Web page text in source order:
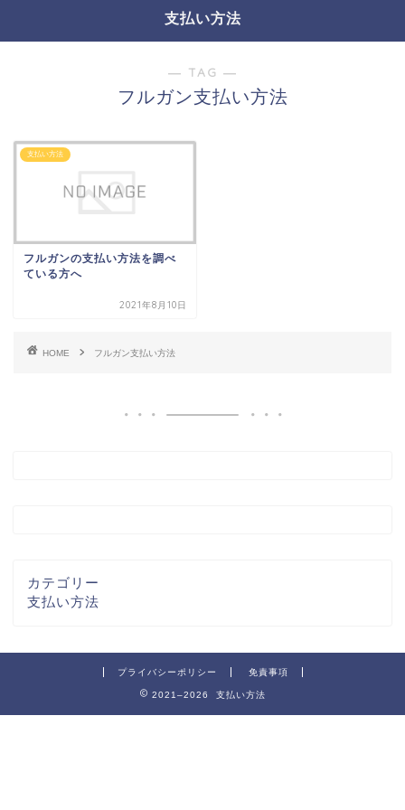
支払い方法
― TAG ―
フルガン支払い方法
支払い方法
フルガンの支払い方法を調べ
ている方へ
2021年8月10日
HOME フルガン支払い方法
カテゴリー
支払い方法
プライバシーポリシー 免責事項
2021–2026 支払い方法